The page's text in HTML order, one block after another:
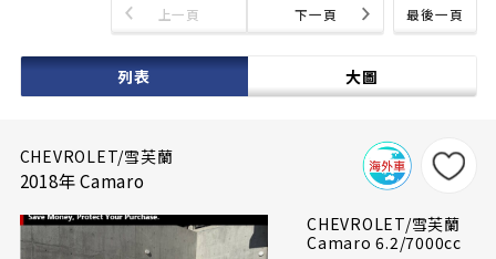
最後一頁
上一頁 下一頁
列表 大圖
CHEVROLET/雪芙蘭
2018年 Camaro
CHEVROLET/雪芙蘭
Camaro 6.2/7000cc